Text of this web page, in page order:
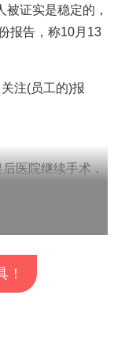
证实是稳定的，
报告，称10月13
注(员工的)报
医院继续手术，
茂教授说，由于多
人满意的”，他
！